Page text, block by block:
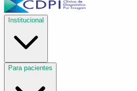
Institucional
Para pacientes